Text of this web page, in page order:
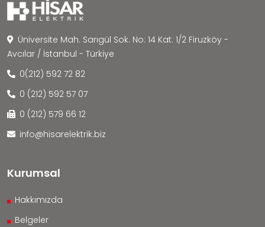
Üniversite Mah. Sarıgül Sok. No: 14 Kat: 1/2 Firuzköy -
Avcılar / İstanbul - Türkiye
0(212) 592 72 82
0 (212) 592 57 07
0 (212) 579 66 12
info@hisarelektrik.biz
Kurumsal
Hakkımızda
Belgeler